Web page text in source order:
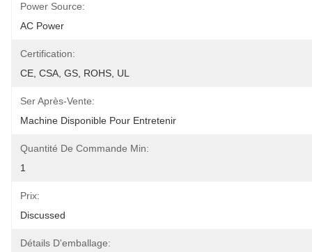
Power Source:
AC Power
Certification:
CE, CSA, GS, ROHS, UL
Ser Après-Vente:
Machine Disponible Pour Entretenir
Quantité De Commande Min:
1
Prix:
Discussed
Détails D'emballage: